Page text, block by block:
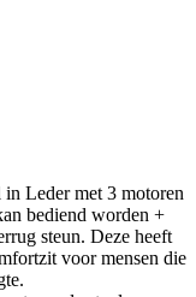
Leder met 3 motoren
bediend worden +
steun. Deze heeft
voor mensen die